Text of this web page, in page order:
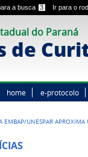
a busca 3 Ir para o
do Paraná
de
home e-protocolo
EMBAP/UNESPAR APROXIMA